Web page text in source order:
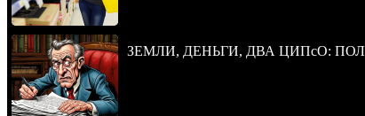
ЗЕМЛИ, ДЕНЬГИ, ДВА ЦИПсО: